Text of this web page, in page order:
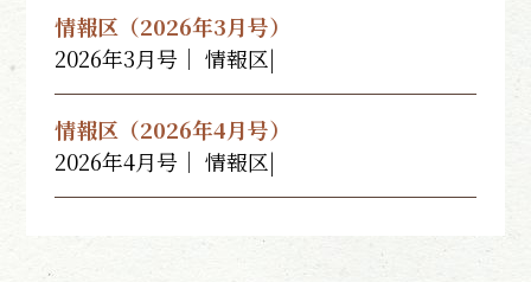
情報区（2026年3月号）
2026年3月号｜ 情報区|
情報区（2026年4月号）
2026年4月号｜ 情報区|